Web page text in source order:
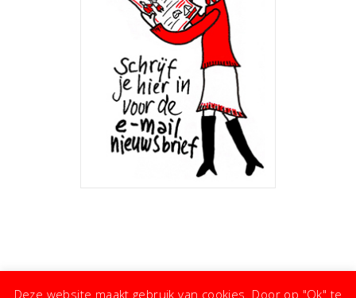
Deze website maakt gebruik van cookies. Door op "Ok" te